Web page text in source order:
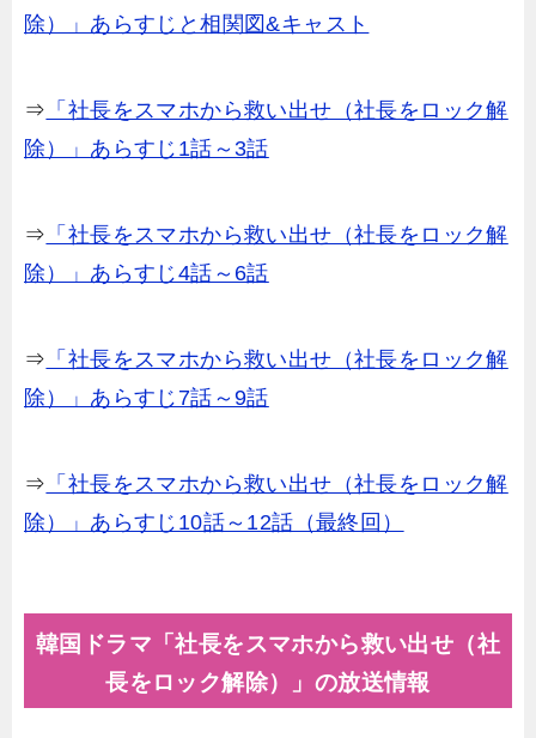
除）」あらすじと相関図&キャスト
⇒ 「社長をスマホから救い出せ（社長をロック解
除）」あらすじ1話～3話
⇒ 「社長をスマホから救い出せ（社長をロック解
除）」あらすじ4話～6話
⇒ 「社長をスマホから救い出せ（社長をロック解
除）」あらすじ7話～9話
⇒ 「社長をスマホから救い出せ（社長をロック解
除）」あらすじ10話～12話（最終回）
韓国ドラマ「社長をスマホから救い出せ（社
長をロック解除）」の放送情報